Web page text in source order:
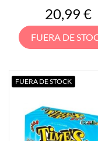
Precio
20,99 €
FUERA DE
FUERA DE STOCK